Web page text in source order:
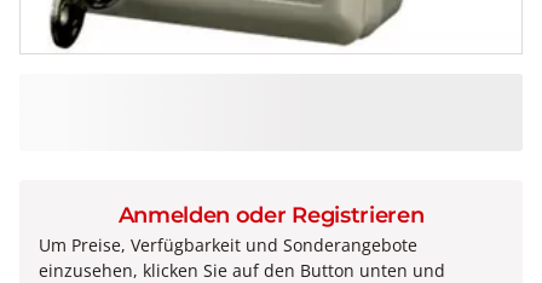
Anmelden oder Registrieren
Um Preise, Verfügbarkeit und Sonderangebote
einzusehen, klicken Sie auf den Button unten und